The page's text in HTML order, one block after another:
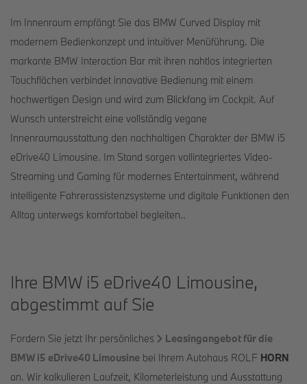
Im Innenraum empfängt Sie das BMW Curved Display mit
modernem Bedienkonzept und intuitiver Menüführung. Die
markante BMW Interaction Bar mit ihren nahtlos integrierten
Touchflächen verbindet innovative Bedienung mit einem
hochwertigen Design und wird zum Blickfang im Cockpit. Auf
Wunsch unterstreicht eine vollständig vegane
Innenraumausstattung den nachhaltigen Charakter der BMW i5
eDrive40 Limousine. Im Stand sorgen vollintegriertes Video-
Streaming und Gaming für modernes Entertainment, während
intelligente Fahrerassistenzsysteme und digitale Funktionen den
Alltag unterwegs komfortabel begleiten..
Ihre BMW i5 eDrive40 Limousine,
abgestimmt auf Sie
Fordern Sie jetzt Ihr persönliches
Leasingangebot für die
BMW i5 eDrive40 Limousine bei Ihrem Autohaus ROLF HORN
an. Wir kalkulieren Laufzeit, Kilometerleistung und Ausstattung